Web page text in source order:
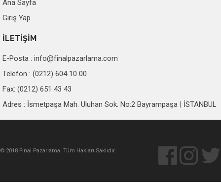
Ana Sayfa
Giriş Yap
İLETİŞİM
E-Posta : info@finalpazarlama.com
Telefon : (0212) 604 10 00
Fax: (0212) 651 43 43
Adres : İsmetpaşa Mah. Uluhan Sok. No:2 Bayrampaşa | İSTANBUL
© 2018 Final Pazarlama. Tüm Hakları Saklıdır.